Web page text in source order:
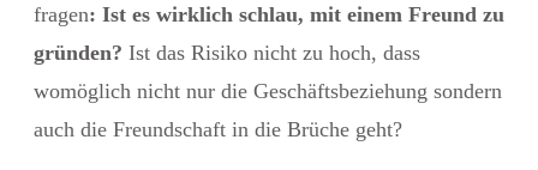
fragen: Ist es wirklich schlau, mit einem Freund zu
gründen? Ist das Risiko nicht zu hoch, dass
womöglich nicht nur die Geschäftsbeziehung sondern
auch die Freundschaft in die Brüche geht?